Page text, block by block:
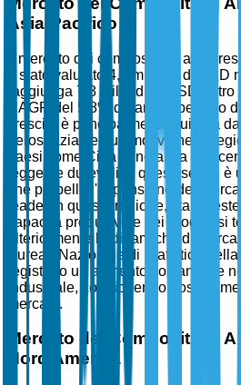
Asia-Pacifico
Il mercato dei compositi ad alte
è stato valutato 4,5 miliardi di USD
raggiunga 7,8 miliardi di USD entro
CAGR del 5,8% durante il periodo
crescita è principalmente guidata
aerospaziali e automotive nella
paesi come Cina e India. La
leggeri e durevoli in questi settori è
che propelle l'espansione del
leader in questa regione, sta
capacità produttive e nei progressi
ulteriormente le dinamiche di
Bureau Nazionale di Statistica della
registrato un aumento sostanziale
industriale, contribuendo
mercato.
Mercato dei Compositi ad
Nord America